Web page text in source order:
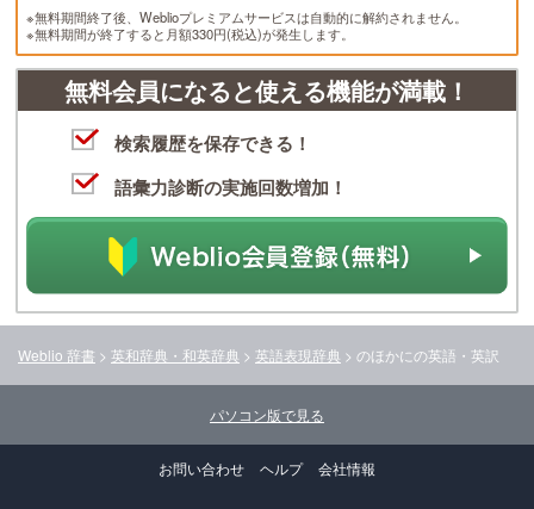
※無料期間終了後、Weblioプレミアムサービスは自動的に解約されません。
※無料期間が終了すると月額330円(税込)が発生します。
無料会員になると使える機能が満載！
検索履歴を保存できる！
語彙力診断の実施回数増加！
Weblio 辞書 > 英和辞典・和英辞典 > 英語表現辞典 > のほかにの英語・英訳
パソコン版で見る
お問い合わせ ヘルプ 会社情報